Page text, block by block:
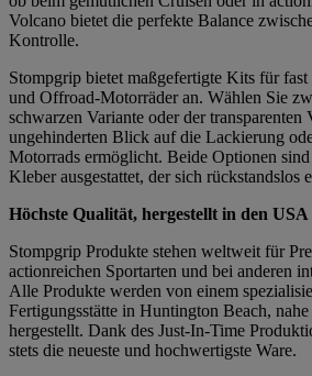
Volcano bietet die perfekte Balance
Kontrolle.
Stompgrip bietet maßgefertigte Kits für
und Offroad-Motorräder an. Wählen Sie
schwarzen Variante oder der transparenten
ungehinderten Blick auf die Lackierung
Motorrads ermöglicht. Beide Optionen
Kleber ausgestattet, der sich rückstandslos
Höchste Qualität, hergestellt in den USA
Stompgrip Produkte stehen weltweit für
actionreichen Sportarten und bei anderen
Alle Produkte werden von einem
Fertigungsstätte in Huntington Beach,
hergestellt. Dank des Just-In-Time
stets die neueste und hochwertigste Ware.